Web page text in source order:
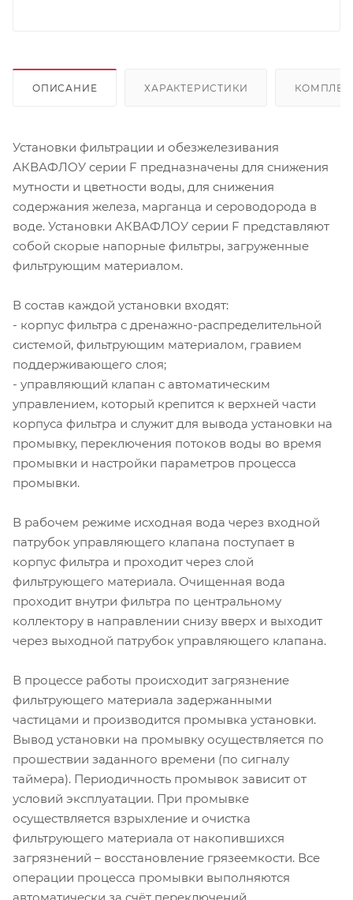
ОПИСАНИЕ ХАРАКТЕРИСТИКИ
Установки фильтрации и обезжелезивания
АКВАФЛОУ серии F предназначены для снижения
мутности и цветности воды, для снижения
содержания железа, марганца и сероводорода в
воде. Установки АКВАФЛОУ серии F представляют
собой скорые напорные фильтры, загруженные
фильтрующим материалом.
В состав каждой установки входят:
- корпус фильтра с дренажно-распределительной
системой, фильтрующим материалом, гравием
поддерживающего слоя;
- управляющий клапан с автоматическим
управлением, который крепится к верхней части
корпуса фильтра и служит для вывода установки на
промывку, переключения потоков воды во время
промывки и настройки параметров процесса
промывки.
В рабочем режиме исходная вода через входной
патрубок управляющего клапана поступает в
корпус фильтра и проходит через слой
фильтрующего материала. Очищенная вода
проходит внутри фильтра по центральному
коллектору в направлении снизу вверх и выходит
через выходной патрубок управляющего клапана.
В процессе работы происходит загрязнение
фильтрующего материала задержанными
частицами и производится промывка установки.
Вывод установки на промывку осуществляется по
прошествии заданного времени (по сигналу
таймера). Периодичность промывок зависит от
условий эксплуатации. При промывке
осуществляется взрыхление и очистка
фильтрующего материала от накопившихся
загрязнений – восстановление грязеемкости. Все
операции процесса промывки выполняются